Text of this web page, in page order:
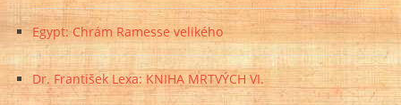
Egypt: Chrám Ramesse velikého
Dr. František Lexa: KNIHA MRTVÝCH VI.